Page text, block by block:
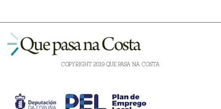
COPYRIGHT 2019 QUE PASA NA COSTA